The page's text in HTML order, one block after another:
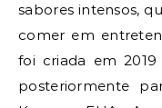
sabores intensos,
comer em
foi criada em 2019
posteriormente